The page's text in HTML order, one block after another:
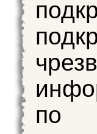
по